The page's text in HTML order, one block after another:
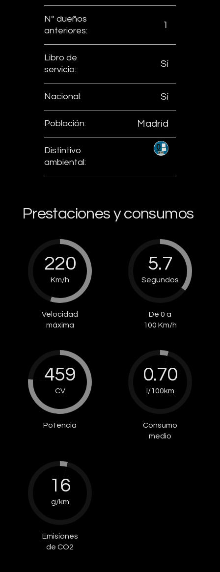
Nº dueños
anteriores:
1
Libro de
servicio:
Sí
Nacional: Sí
Población: Madrid
Distintivo
ambiental:
Prestaciones y consumos
220
Km/h
Velocidad
máxima
5.7
Segundos
De 0 a
100 Km/h
459
CV
Potencia
0.70
l/100km
Consumo
medio
16
g/km
Emisiones
de CO2